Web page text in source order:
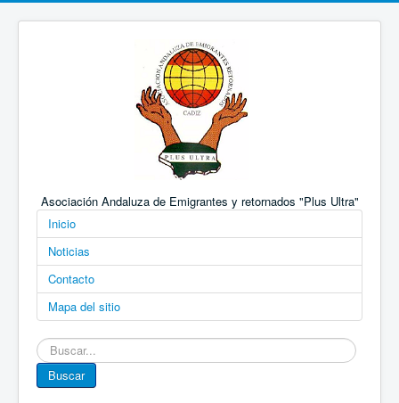
Asociación Andaluza de Emigrantes y retornados "Plus Ultra"
Inicio
Noticias
Contacto
Mapa del sitio
Buscar...
Buscar